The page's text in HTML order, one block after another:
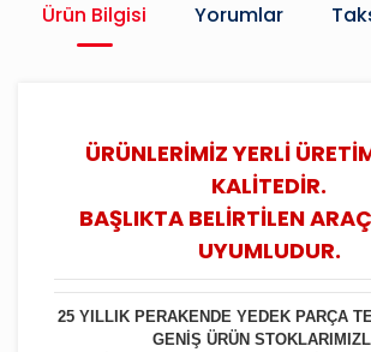
Ürün Bilgisi Yorumlar
ÜRÜNLERİMİZ YERLİ
KALİTEDİR.
BAŞLIKTA BELİRTİLEN
UYUMLUDUR.
25 YILLIK PERAKENDE YEDEK PARÇA
GENİŞ ÜRÜN